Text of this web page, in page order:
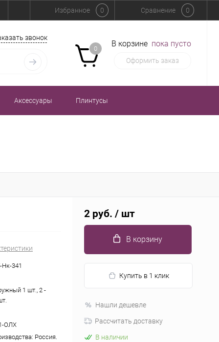
Избранное 0 Сравнение 0
звонок
0
В корзине пока пусто
Оформить заказ
Аксессуары Плинтусы
341
1 шт., 2 -
ОЛХ
Россия.
2 руб. / шт
В корзину
Купить в 1 клик
Нашли дешевле
Рассчитать доставку
В наличии